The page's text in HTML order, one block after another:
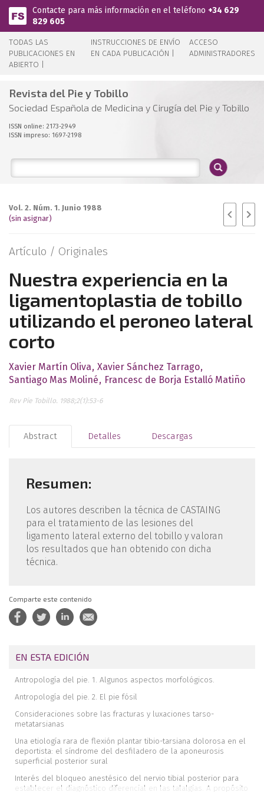
Pasar al contenido principal
Contacte para más información en el teléfono +34 629
829 605
TODAS LAS
PUBLICACIONES EN
ABIERTO |
INSTRUCCIONES DE ENVÍO
EN CADA PUBLICACIÓN |
ACCESO
ADMINISTRADORES
Revista del Pie y Tobillo
Sociedad Española de Medicina y Cirugía del Pie y Tobillo
ISSN online: 2173-2949
ISSN impreso: 1697-2198
Vol. 2. Núm. 1. Junio 1988
(sin asignar)
Artículo / Originales
Nuestra experiencia en la
ligamentoplastia de tobillo
utilizando el peroneo lateral
corto
Xavier Martín Oliva Xavier Sánchez Tarrago
Santiago Mas Moliné
Francesc de Borja Estalló Matiño
Rev Pie Tobillo. 1988;2(1):53-6
Abstract Detalles Descargas
Resumen:
Los autores describen la técnica de CASTAING
para el tratamiento de las lesiones del
ligamento lateral externo del tobillo y valoran
los resultados que han obtenido con dicha
técnica.
Comparte este contenido
EN ESTA EDICIÓN
Antropología del pie. 1. Algunos aspectos morfológicos.
Antropología del pie. 2. El pie fósil
Consideraciones sobre las fracturas y luxaciones tarso-
metatarsianas
Una etiología rara de flexión plantar tibio-tarsiana dolorosa en el
deportista: el síndrome del desfiladero de la aponeurosis
superficial posterior sural
Interés del bloqueo anestésico del nervio tibial posterior para
establecer el diagnóstico diferencial en las talalgias. A propósito